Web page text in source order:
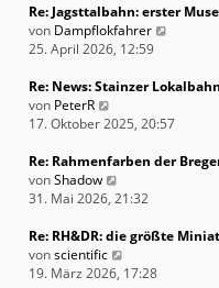
a
g
r
B
e
t
a
e
s
r
e
t
Re: Jagsttalbahn: erster
von Dampflokfahrer
e
t
r
t
25. April 2026, 12:59
Re: News: Stainzer Lokalbahn
von PeterR
e
e
s
r
B
e
17. Oktober 2025, 20:57
Re: Rahmenfarben der
vonShadow
e
e
s
31. Mai 2026, 21:32
Re: RH&DR: die größte
vonscientific
e
19. März 2026, 17:28